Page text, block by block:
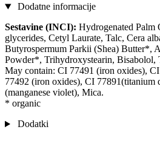
Dodatne informacije
Sestavine (INCI): Hydrogenated Palm
glycerides, Cetyl Laurate, Talc, Cera
Butyrospermum Parkii (Shea) Butter*,
Powder*, Trihydroxystearin, Bisabolol,
May contain: CI 77491 (iron oxides),
77492 (iron oxides), CI 77891(titanium
(manganese violet), Mica.
* organic
Dodatki